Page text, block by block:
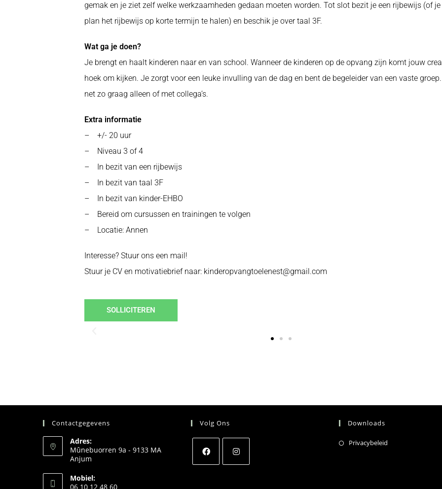
gemak en je ziet zelf welke werkzaamheden gedaan moeten worden. Tot slot bezit je een rijbewijs (of
plan het rijbewijs op korte termijn te halen) en beschik je over taal 3F.
Wat ga je doen?
Je brengt en haalt kinderen naar en van school. Wanneer de kinderen op de opvang zijn komt jouw
hoek om kijken. Je zorgt voor een leuke invulling van de dag en bent de begeleider van een vaste
net zo graag alleen of met collega’s.
Extra informatie
– +/- 20 uur
– Niveau 3 of 4
– In bezit van een rijbewijs
– In bezit van taal 3F
– In bezit van kinder-EHBO
– Bereid om cursussen en trainingen te volgen
– Locatie: Annen
Interesse? Stuur ons een mail!
Stuur je CV en motivatiebrief naar: kinderopvangtoelenest@gmail.com
SOLLICITEREN
Contactgegevens
Adres:
Mûnebuorren 9a - 9133 MA
Anjum
Mobiel:
06 10 12 48 60
Volg Ons Downloads
Privacybeleid